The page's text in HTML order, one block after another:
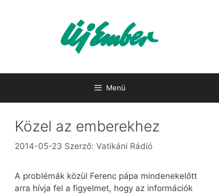
Menü
Közel az emberekhez
2014-05-23 Szerző: Vatikáni Rádió
A problémák közül Ferenc pápa mindenekelőtt
arra hívja fel a figyelmet, hogy az információk